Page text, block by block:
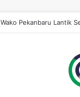
Wako Pekanbaru Lantik